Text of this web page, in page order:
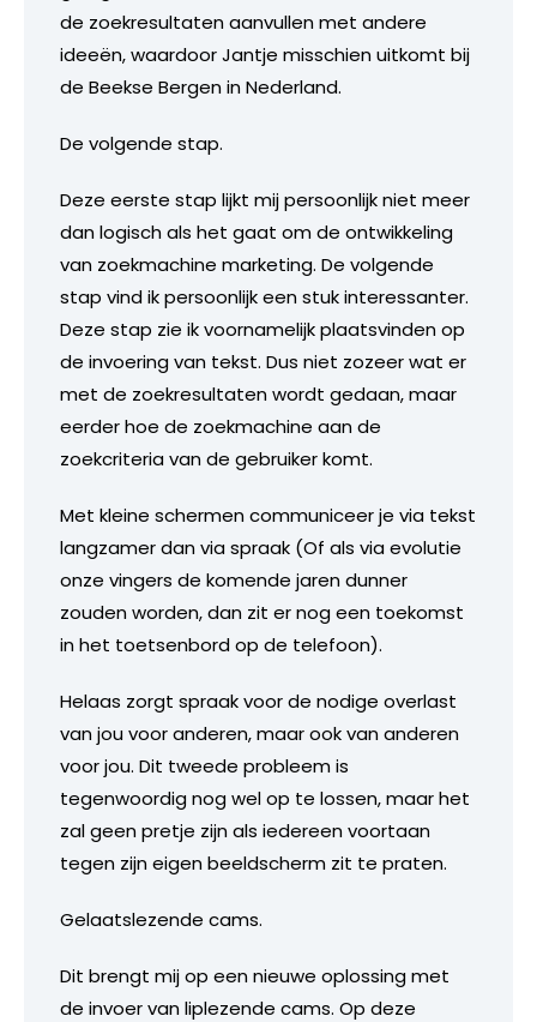
de zoekresultaten aanvullen met andere
ideeën, waardoor Jantje misschien uitkomt bij
de Beekse Bergen in Nederland.
De volgende stap.
Deze eerste stap lijkt mij persoonlijk niet meer
dan logisch als het gaat om de ontwikkeling
van zoekmachine marketing. De volgende
stap vind ik persoonlijk een stuk interessanter.
Deze stap zie ik voornamelijk plaatsvinden op
de invoering van tekst. Dus niet zozeer wat er
met de zoekresultaten wordt gedaan, maar
eerder hoe de zoekmachine aan de
zoekcriteria van de gebruiker komt.
Met kleine schermen communiceer je via tekst
langzamer dan via spraak (Of als via evolutie
onze vingers de komende jaren dunner
zouden worden, dan zit er nog een toekomst
in het toetsenbord op de telefoon).
Helaas zorgt spraak voor de nodige overlast
van jou voor anderen, maar ook van anderen
voor jou. Dit tweede probleem is
tegenwoordig nog wel op te lossen, maar het
zal geen pretje zijn als iedereen voortaan
tegen zijn eigen beeldscherm zit te praten.
Gelaatslezende cams.
Dit brengt mij op een nieuwe oplossing met
de invoer van liplezende cams. Op deze